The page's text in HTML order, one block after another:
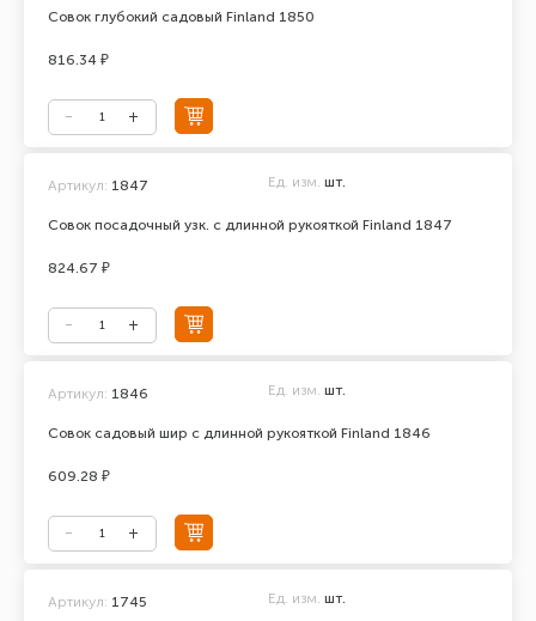
Совок глубокий садовый Finland 1850
816.34 ₽
Совок посадочный узк. с длинной рукояткой Finland 1847
Артикул: 1847 Ед. изм. шт.
824.67 ₽
Совок садовый шир с длинной рукояткой Finland 1846
Артикул: 1846 Ед. изм. шт.
609.28 ₽
Артикул: 1745 Ед. изм. шт.